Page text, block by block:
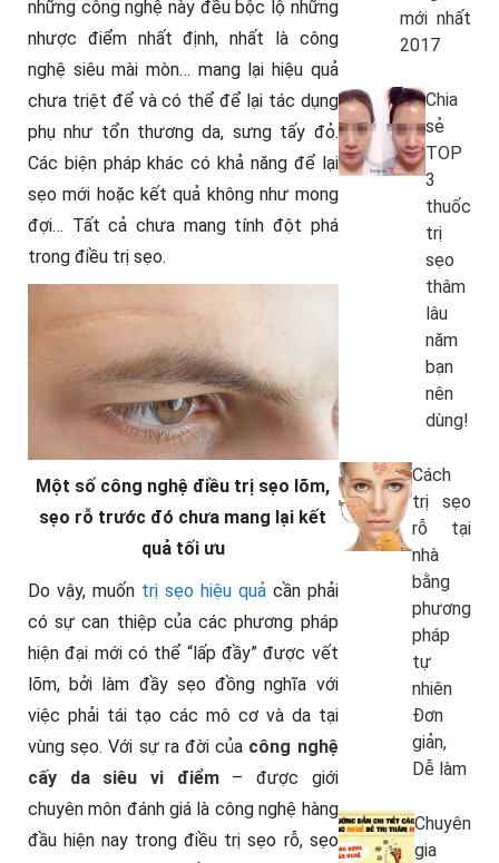
những công nghệ này đều bộc lộ những
nhược điểm nhất định, nhất là công
nghệ siêu mài mòn… mang lại hiệu quả
chưa triệt để và có thể để lại tác dụng
phụ như tổn thương da, sưng tấy đỏ.
Các biện pháp khác có khả năng để lại
sẹo mới hoặc kết quả không như mong
đợi… Tất cả chưa mang tính đột phá
trong điều trị sẹo.
Một số công nghệ điều trị sẹo lõm,
sẹo rỗ trước đó chưa mang lại kết
quả tối ưu
Do vậy, muốn trị sẹo hiệu quảcần phải
có sự can thiệp của các phương pháp
hiện đại mới có thể “lấp đầy” được vết
lõm, bởi làm đầy sẹo đồng nghĩa với
việc phải tái tạo các mô cơ và da tại
vùng sẹo. Với sự ra đời của công nghệ
cấy da siêu vi điểm– được giới
chuyên môn đánh giá là công nghệ hàng
đầu hiện nay trong điều trị sẹo rỗ, sẹo
mới nhất
2017
Chia
sẻ
TOP
3
thuốc
trị
sẹo
thâm
lâu
năm
bạn
nên
dùng!
Cách
trị sẹo
rỗ tại
nhà
bằng
phương
pháp
tự
nhiên
Đơn
giản,
Dễ làm
Chuyên
gia